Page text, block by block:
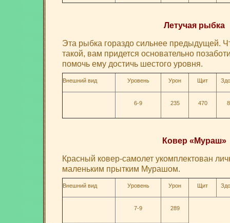
Летучая рыбка
Эта рыбка гораздо сильнее предыдущей.
такой, вам придется основательно
помочь ему достичь шестого уровня.
Внешний вид Уровень Урон Щит
6-9 235 470
Ковер «Мураш»
Красный ковер-самолет укомплектован
маленьким прытким Мурашом.
Внешний вид Уровень Урон Щит
7-9 289